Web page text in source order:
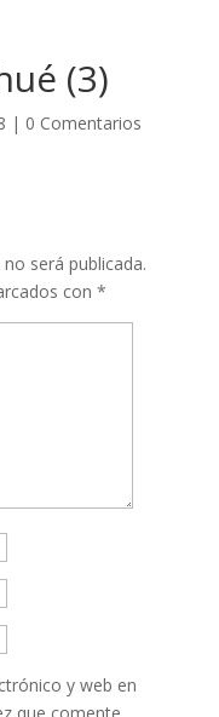
(3)
| 0 Comentarios
será publicada.
con *
y web en